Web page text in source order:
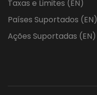
Taxas e Limites (EN)
Países Suportados (EN)
Ações Suportadas (EN)